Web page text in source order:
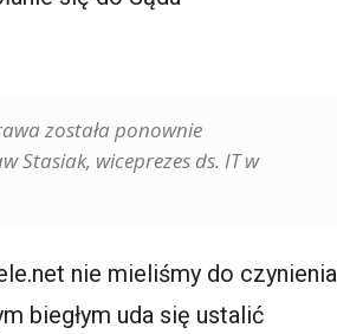
została ponownie
Stasiak, wiceprezes ds. IT w
nie mieliśmy do czynienia
biegłym uda się ustalić